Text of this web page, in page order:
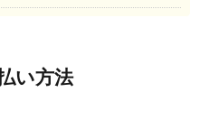
い方法